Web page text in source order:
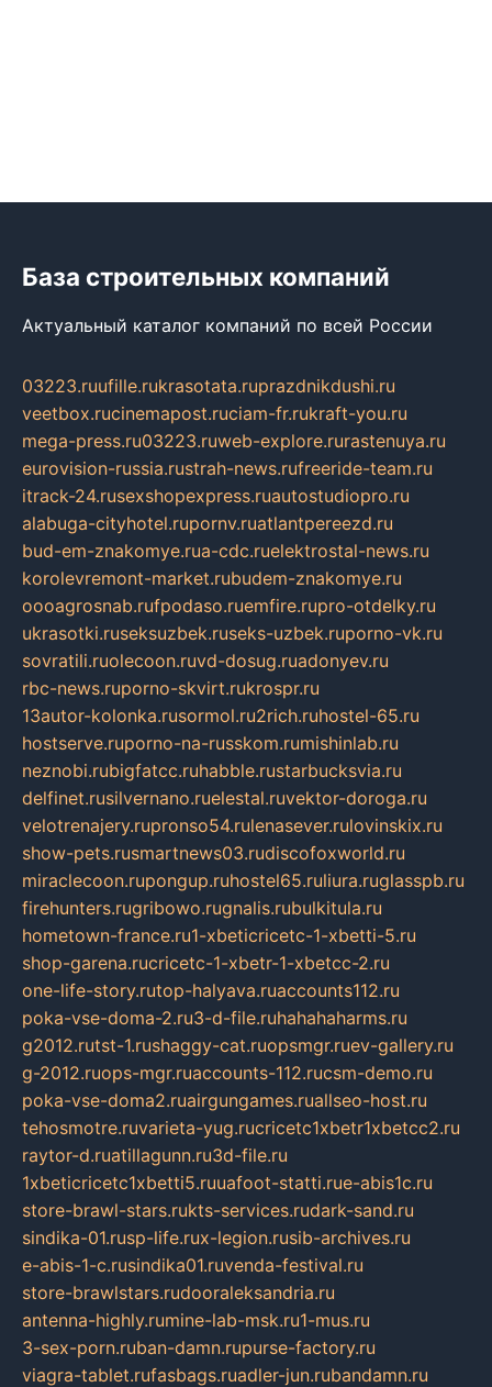
База строительных компаний
Актуальный каталог компаний по всей России
03223.ruufille.rukrasotata.ruprazdnikdushi.ru
veetbox.rucinemapost.ruciam-fr.rukraft-you.ru
mega-press.ru03223.ruweb-explore.rurastenuya.ru
eurovision-russia.rustrah-news.rufreeride-team.ru
itrack-24.rusexshopexpress.ruautostudiopro.ru
alabuga-cityhotel.rupornv.ruatlantpereezd.ru
bud-em-znakomye.rua-cdc.ruelektrostal-news.ru
korolevremont-market.rubudem-znakomye.ru
oooagrosnab.rufpodaso.ruemfire.rupro-otdelky.ru
ukrasotki.ruseksuzbek.ruseks-uzbek.ruporno-vk.ru
sovratili.ruolecoon.ruvd-dosug.ruadonyev.ru
rbc-news.ruporno-skvirt.rukrospr.ru
13autor-kolonka.rusormol.ru2rich.ruhostel-65.ru
hostserve.ruporno-na-russkom.rumishinlab.ru
neznobi.rubigfatcc.ruhabble.rustarbucksvia.ru
delfinet.rusilvernano.ruelestal.ruvektor-doroga.ru
velotrenajery.rupronso54.rulenasever.rulovinskix.ru
show-pets.rusmartnews03.rudiscofoxworld.ru
miraclecoon.rupongup.ruhostel65.ruliura.ruglasspb.ru
firehunters.rugribowo.rugnalis.rubulkitula.ru
hometown-france.ru1-xbeticricetc-1-xbetti-5.ru
shop-garena.rucricetc-1-xbetr-1-xbetcc-2.ru
one-life-story.rutop-halyava.ruaccounts112.ru
poka-vse-doma-2.ru3-d-file.ruhahahaharms.ru
g2012.rutst-1.rushaggy-cat.ruopsmgr.ruev-gallery.ru
g-2012.ruops-mgr.ruaccounts-112.rucsm-demo.ru
poka-vse-doma2.ruairgungames.ruallseo-host.ru
tehosmotre.ruvarieta-yug.rucricetc1xbetr1xbetcc2.ru
raytor-d.ruatillagunn.ru3d-file.ru
1xbeticricetc1xbetti5.ruuafoot-statti.rue-abis1c.ru
store-brawl-stars.rukts-services.rudark-sand.ru
sindika-01.rusp-life.rux-legion.rusib-archives.ru
e-abis-1-c.rusindika01.ruvenda-festival.ru
store-brawlstars.rudooraleksandria.ru
antenna-highly.rumine-lab-msk.ru1-mus.ru
3-sex-porn.ruban-damn.rupurse-factory.ru
viagra-tablet.rufasbags.ruadler-jun.rubandamn.ru